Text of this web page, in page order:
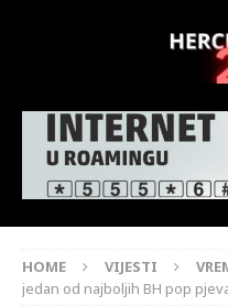
HOME VIJESTI
jedan od najboljih BH pop